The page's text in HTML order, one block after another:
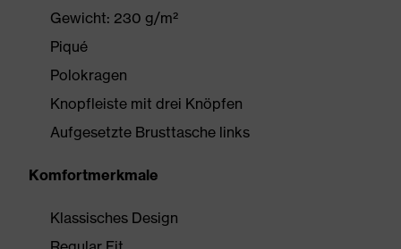
Gewicht: 230 g/m²
Piqué
Polokragen
Knopfleiste mit drei Knöpfen
Aufgesetzte Brusttasche links
Komfortmerkmale
Klassisches Design